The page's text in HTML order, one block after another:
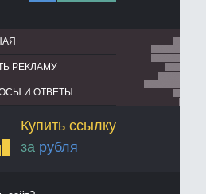
РЕКЛАМУ
И ОТВЕТЫ
Купить ссылку
за рубля